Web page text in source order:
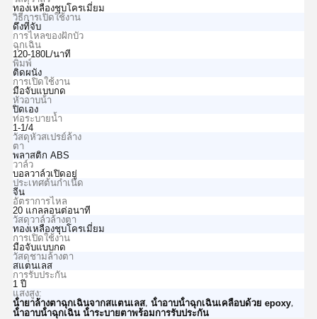
ทองเหลืองชุบโครเมี่ยม
วิธีการเปิดใช้งาน
ดึงที่จับ
การไหลของฝักบัว
ฉุกเฉิน
120-180L/นาที
พิมพ์
ติดผนัง
การเปิดใช้งาน
มือจับแบบกด
หัวอาบน้ํา
ปิดเอง
ท่อระบายน้ำ
1-1/4
วัสดุหัวสเปรย์ล้าง
ตา
พลาสติก ABS
วาล์ว
บอลวาล์วเปิดอยู่
ประเทศต้นกำเนิด
จีน
อัตราการไหล
20 แกลลอนต่อนาที
วัสดุวาล์วล้างตา
ทองเหลืองชุบโครเมี่ยม
การเปิดใช้งาน
มือจับแบบกด
วัสดุชามล้างตา
สแตนเลส
การรับประกัน
1 ปี
แสงสูง:
น้ํายาล้างตาฉุกเฉินจากสแตนเลส, น้ําอาบน้ําฉุกเฉินเคลือบด้วย epoxy,
น้ําอาบน้ําฉุกเฉิน น้ําระบายตาพร้อมการรับประกัน